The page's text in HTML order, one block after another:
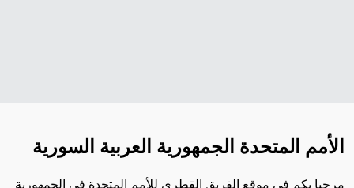
الأمم المتحدة الجمهورية العربية السورية
مرحبا بكم في موقع الفريق القطري للأمم المتحدة في الجمهورية